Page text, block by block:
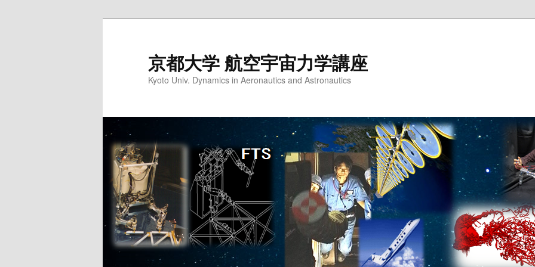
京都大学 航空宇宙力学講座
Kyoto Univ. Dynamics in Aeronautics and Astronautics